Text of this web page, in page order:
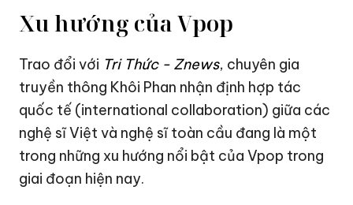
Xu hướng của Vpop
Trao đổi với Tri Thức - Znews, chuyên gia
truyền thông Khôi Phan nhận định hợp tác
quốc tế (international collaboration) giữa các
nghệ sĩ Việt và nghệ sĩ toàn cầu đang là một
trong những xu hướng nổi bật của Vpop trong
giai đoạn hiện nay.